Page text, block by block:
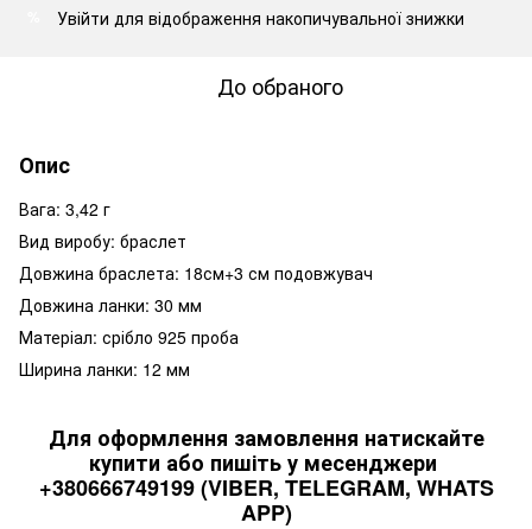
Увійти для відображення накопичувальної знижки
До обраного
Опис
Вага: 3,42 г
Вид виробу: браслет
Довжина браслета: 18см+3 см подовжувач
Довжина ланки: 30 мм
Матеріал: срібло 925 проба
Ширина ланки: 12 мм
Для оформлення замовлення натискайте
купити або пишіть у месенджери
+380666749199 (VIBER, TELEGRAM, WHATS
APP)